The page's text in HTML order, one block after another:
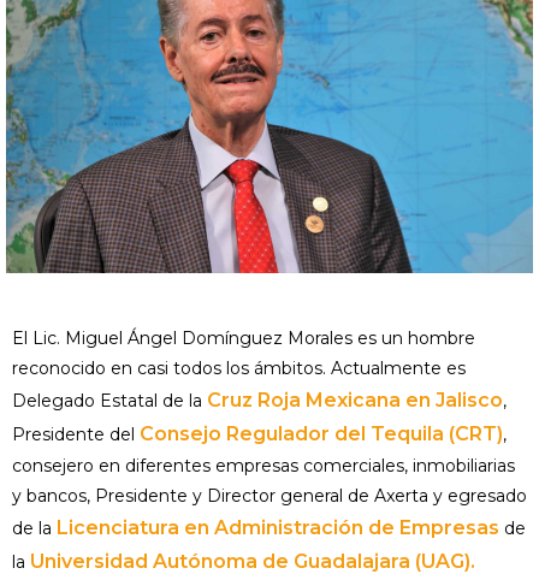
El Lic. Miguel Ángel Domínguez Morales es un hombre
reconocido en casi todos los ámbitos. Actualmente es
Delegado Estatal de la Cruz Roja Mexicana en Jalisco,
Presidente del Consejo Regulador del Tequila (CRT),
consejero en diferentes empresas comerciales, inmobiliarias
y bancos, Presidente y Director general de Axerta y egresado
de la Licenciatura en Administración de Empresas de
la Universidad Autónoma de Guadalajara (UAG).